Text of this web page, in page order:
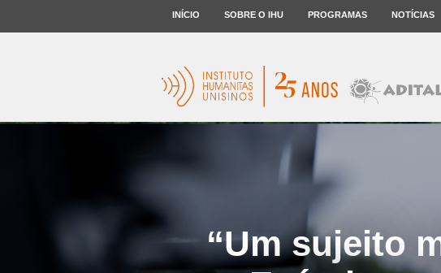
INÍCIO SOBRE O IHU PROGRAMAS NOTÍCIAS
“Um sujeito